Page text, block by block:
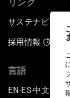
リンク
サステナビリテ
採用情報 (英語の
言語
EN ▪ES▪中文▪ 日